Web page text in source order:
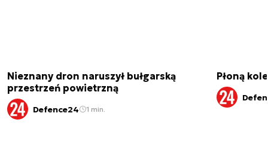
Nieznany dron naruszył bułgarską
przestrzeń powietrzną
Defence24 1 min.
Płoną